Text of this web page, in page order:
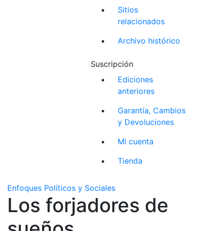
Sitios
relacionados
Archivo histórico
Suscripción
Ediciones
anteriores
Garantía, Cambios
y Devoluciones
Mi cuenta
Tienda
Enfoques Políticos y Sociales
Los forjadores de